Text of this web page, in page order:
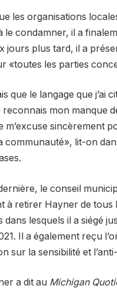
les organisations
le condamner, il a
jours plus tard, il a
«toutes les parties
que le langage que j’ai
mon manque
m’excuse sincèrement
communauté», lit-on
le conseil
à retirer Hayner de tous
dans lesquels il a siégé
Il a également reçu
sur la sensibilité et
a dit au Michigan